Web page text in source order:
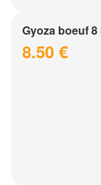
Gyoza boeuf
8.50 €